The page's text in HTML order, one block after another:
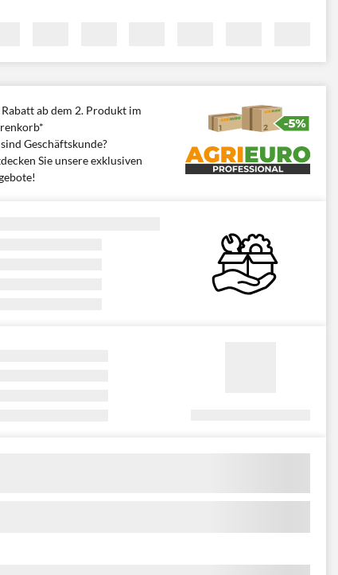
Rabatt ab dem 2. Produkt im
sind Geschäftskunde?
Sie unsere exklusiven